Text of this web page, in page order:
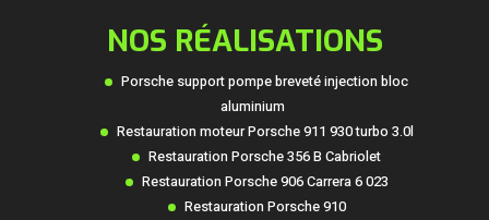
NOS RÉALISATIONS
Porsche support pompe breveté injection bloc
aluminium
Restauration moteur Porsche 911 930 turbo 3.0l
Restauration Porsche 356 B Cabriolet
Restauration Porsche 906 Carrera 6 023
Restauration Porsche 910